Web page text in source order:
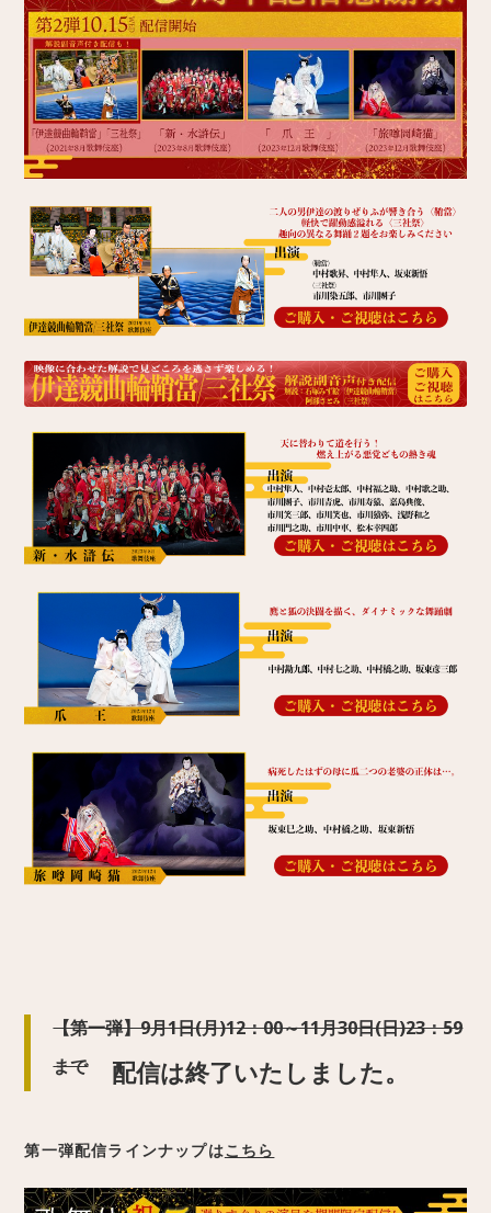
【第一弾】9月1日(月)12：00～11月30日(日)23：59
まで配信は終了いたしました。
第一弾配信ラインナップはこちら